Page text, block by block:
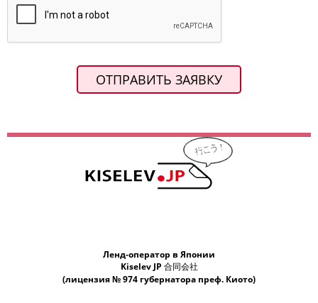
ОТПРАВИТЬ ЗАЯВКУ
Ленд-оператор в Японии
Kiselev JP 合同会社
(лицензия № 974 губернатора преф. Киото)